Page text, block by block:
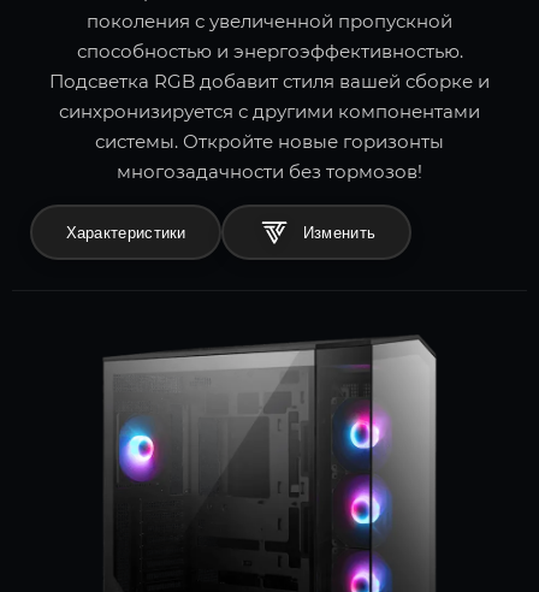
поколения с увеличенной пропускной
способностью и энергоэффективностью.
Подсветка RGB добавит стиля вашей сборке и
синхронизируется с другими компонентами
системы. Откройте новые горизонты
многозадачности без тормозов!
Характеристики